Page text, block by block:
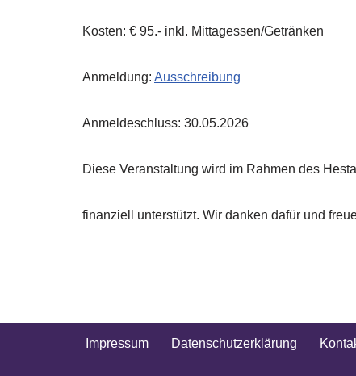
Kosten: € 95.- inkl. Mittagessen/Getränken
Anmeldung: Ausschreibung
Anmeldeschluss: 30.05.2026
Diese Veranstaltung wird im Rahmen des
finanziell unterstützt. Wir danken dafür und
Impressum Datenschutzerklärung